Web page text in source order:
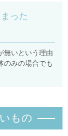
った
無いという理由
のみの場合でも
もの